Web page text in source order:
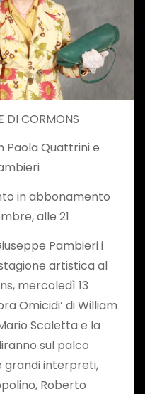
DI CORMONS
Paola Quattrini e
in abbonamento
alle 21
Pambieri i
artistica al
mercoledì 13
Omicidi’ di William
Scaletta e la
sul palco
grandi interpreti,
Roberto